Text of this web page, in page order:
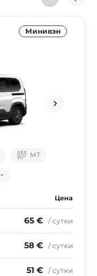
Минивэн
МТ
Цена
65 € / сутки
58 € / сутки
51 € / сутки